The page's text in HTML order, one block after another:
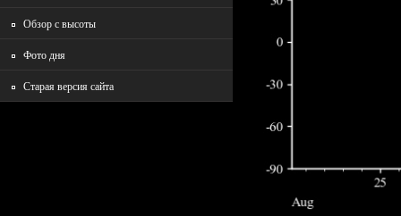
Обзор с высоты
Фото дня
Старая версия сайта